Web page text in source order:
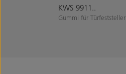
KWS 9911..
Gummi für Türfeststeller